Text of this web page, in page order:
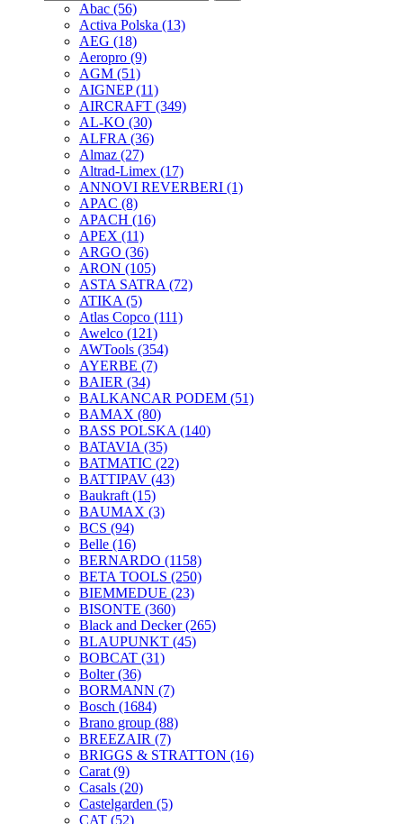
Abac (56)
Activa Polska (13)
AEG (18)
Aeropro (9)
AGM (51)
AIGNEP(11)
AIRCRAFT (349)
AL-KO (30)
ALFRA (36)
Almaz (27)
Altrad-Limex (17)
ANNOVI REVERBERI (1)
APAC (8)
APACH (16)
APEX (11)
ARGO (36)
ARON (105)
ASTA SATRA (72)
ATIKA (5)
Atlas Copco (111)
Awelco (121)
AWTools (354)
AYERBE (7)
BAIER (34)
BALKANCAR PODEM (51)
BAMAX (80)
BASS POLSKA (140)
BATAVIA (35)
BATMATIC (22)
BATTIPAV (43)
Baukraft (15)
BAUMAX (3)
BCS (94)
Belle (16)
BERNARDO (1158)
BETA TOOLS (250)
BIEMMEDUE (23)
BISONTE (360)
Black and Decker(265)
BLAUPUNKT (45)
BOBCAT (31)
Bolter(36)
BORMANN (7)
Bosch (1684)
Brano group (88)
BREEZAIR (7)
BRIGGS & STRATTON (16)
Carat (9)
Casals (20)
Castelgarden (5)
CAT (52)